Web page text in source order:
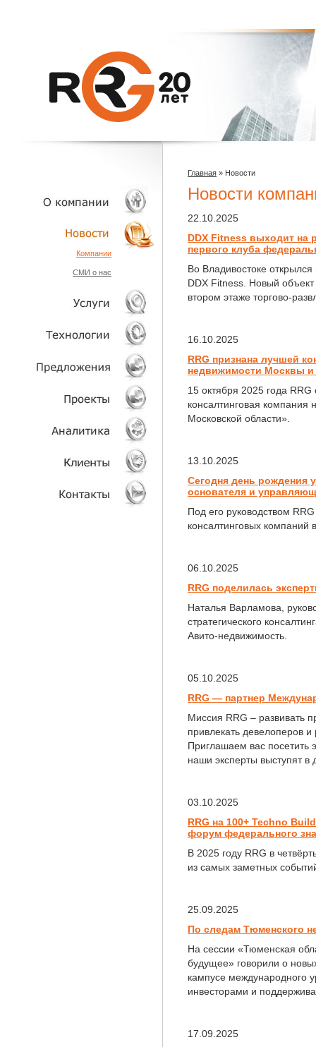
О КОМПАНИИ
НОВОСТИ
Компании
СМИ о нас
УСЛУГИ
ТЕХНОЛОГИИ
ОБЪЕКТЫ
ПРОЕКТЫ
АНАЛИТИКА
КЛИЕНТЫ
Главная » Новости
Новости
22.10.2025
DDX Fitness выходит на
первого клуба
Во Владивостоке
DDX Fitness. Новый
втором этаже торгово-
16.10.2025
RRG признана лучшей
недвижимости Москвы
15 октября 2025 года
консалтинговая
Московской области».
13.10.2025
Сегодня день рождения
основателя и
Под его руководством
консалтинговых
06.10.2025
RRG поделилась
Наталья Варламова,
стратегического
Авито-недвижимость.
05.10.2025
RRG — партнер
Миссия RRG – развивать
привлекать девелоперов
Приглашаем вас посетить
наши эксперты выступят
03.10.2025
RRG на 100+ Techno
форум федерального
В 2025 году RRG в
из самых заметных
25.09.2025
По следам Тюменского
На сессии «Тюменская
будущее» говорили о
кампусе международного
инвесторами и
17.09.2025